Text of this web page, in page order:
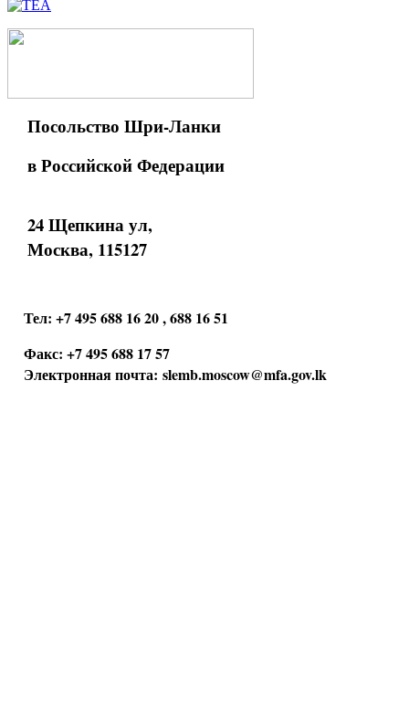
Посольство Шри-Ланки
в Российской Федерации
24 Щепкина ул,
Москва, 115127
Тел: +7 495 688 16 20 , 688 16 51
Факс: +7 495 688 17 57
Электронная почта: slemb.moscow@mfa.gov.lk